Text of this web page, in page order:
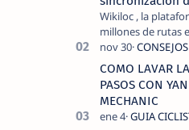
Wikiloc , la
millones de rutas
COROS , marca de
reconocida
tecnolo…
COMO LAVAR
PASOS CON
MECHANIC